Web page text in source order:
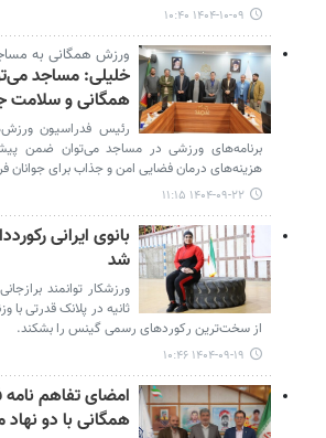
۱۴۰۴-۱۰-۰۹ ۱۰:۴۰
ورزش همگانی به
خلیلی: مساجد
همگانی و سلامت
رئیس فدراسیون
برنامه‌های ورزشی در مساجد می‌توان ضمن
هزینه‌های درمان فضایی امن و جذاب برای جوانان
۱۴۰۴-۰۹-۲۲ ۱۱:۱۵
بانوی ایرانی
شد
از سخت‌ترین رکوردهای رسمی گینس را بشکند.
۱۴۰۴-۰۹-۱۹ ۱۰:۴۶
امضای تفاهم
همگانی با دو